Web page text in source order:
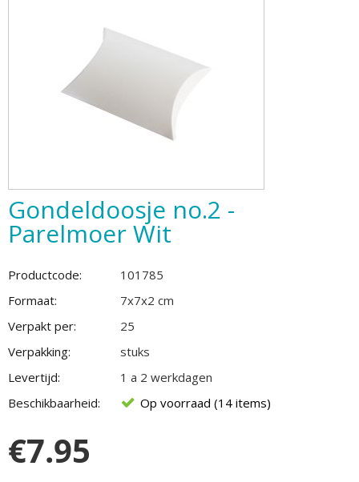
Gondeldoosje no.2 -
Parelmoer Wit
Productcode:
101785
Formaat:
7x7x2 cm
Verpakt per:
25
Verpakking:
stuks
Levertijd:
1 a 2 werkdagen
Beschikbaarheid:
Op voorraad (14 items)
€7.95